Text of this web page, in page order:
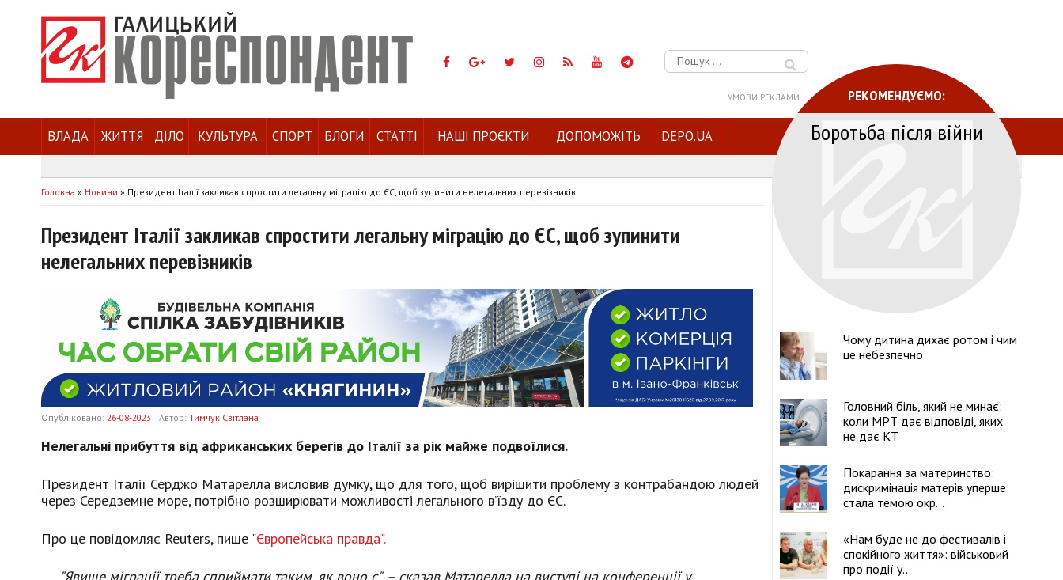
Пошук:
УМОВИ РЕКЛАМИ
ВЛАДА ЖИТТЯ ДІЛО КУЛЬТУРА СПОРТ БЛОГИ СТАТТІ НАШІ ПРОЄКТИ ДОПОМОЖІТЬ DEPO.UA
Головна » Новини » Президент Італії закликав спростити легальну міграцію до ЄС, щоб зупинити нелегальних перевізників
Президент Італії закликав спростити легальну міграцію до ЄС, щоб зупинити
нелегальних перевізників
Опубліковано: 26-08-2023 Автор: Тимчук Світлана
Нелегальні прибуття від африканських берегів до Італії за рік майже подвоїлися.
Президент Італії Серджо Матарелла висловив думку, що для того, щоб вирішити проблему з контрабандою людей
через Середземне море, потрібно розширювати можливості легального в’їзду до ЄС.
Про це повідомляє Reuters, пише "Європейська правда".
"Явище міграції треба сприймати таким, як воно є", – сказав Матарелла на виступі на конференції у
РЕКОМЕНДУЄМО:
Боротьба після війни
Чому дитина дихає ротом і чим
це небезпечно
Головний біль, який не минає:
коли МРТ дає відповіді, яких
не дає КТ
Покарання за материнство:
дискримінація матерів уперше
стала темою окр...
«Нам буде не до фестивалів і
спокійного життя»: військовий
про події у...